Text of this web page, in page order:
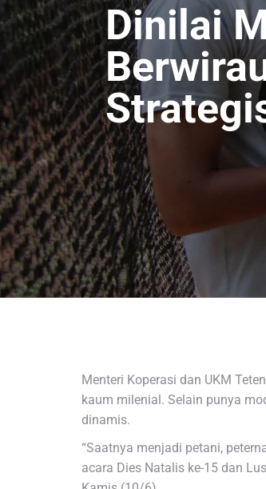
Dinilai
Menteri Koperasi dan UKM
kaum milenial. Selain punya
dinamis.
“Saatnya menjadi petani,
acara Dies Natalis ke-15 dan